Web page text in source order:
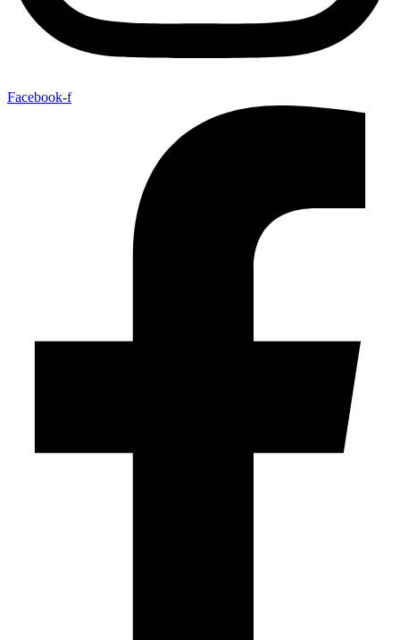
Facebook-f